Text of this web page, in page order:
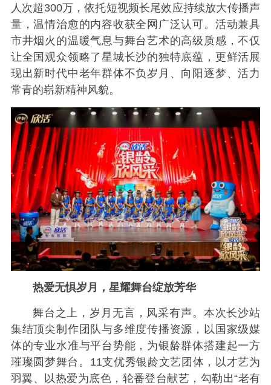
人次超300万，依托短视频长尾效应持续放大传播声
量，温情治愈的内容收获全网广泛认可。活动兼具
市井烟火的温暖气息与舞台艺术的高级质感，不仅
让全国观众领略了星城长沙的独特底蕴，更鲜活展
现出新时代中老年群体不负岁月、向阳逐梦、活力
常青的崭新精神风貌。
热爱无惧岁月，星耀舞台绽放芳华
舞台之上，岁月无言，风采有声。本次长沙站
集结顶尖制作团队与多维度传播资源，以国家级媒
体的专业水准与平台势能，为银龄群体搭建起一方
璀璨圆梦舞台。11支优秀银龄文艺团体，以才艺为
羽翼、以热爱为底色，轮番登台献艺，勾勒出“老有